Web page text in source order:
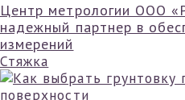
Центр метрологии ООО
надежный партнер в
измерений
Стяжка